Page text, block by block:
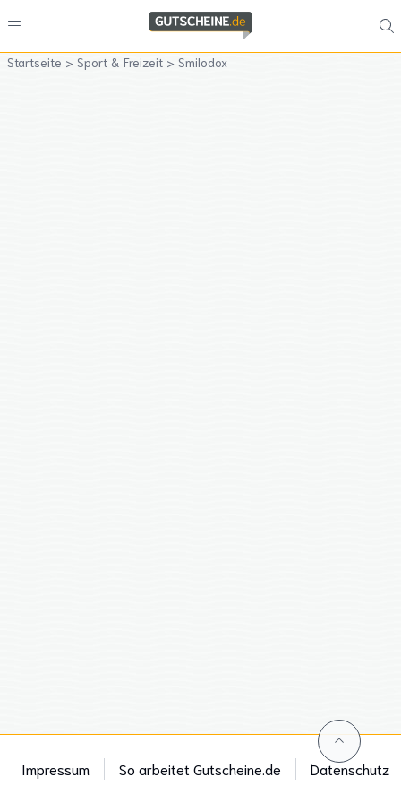
Startseite > Sport & Freizeit > Smilodox
Impressum So arbeitet Gutscheine.de Datenschutz